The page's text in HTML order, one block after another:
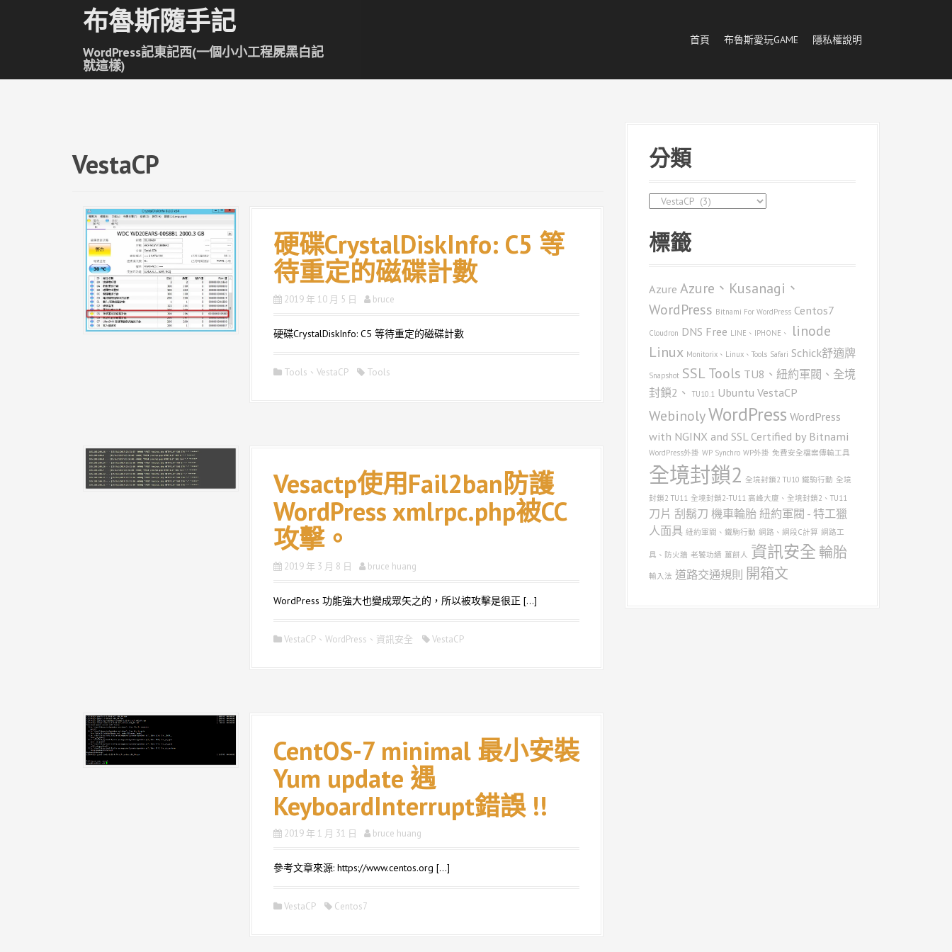
容
布魯斯隨手記
WordPress記東記西(一個小小工程屍黑白記
就這樣)
首頁 布魯斯愛玩GAME 隱私權說明
VestaCP
硬碟CrystalDiskInfo: C5 等
待重定的磁碟計數
2019 年 10 月 5 日 bruce
硬碟CrystalDiskInfo: C5 等待重定的磁碟計數
Tools 、 VestaCP Tools
Vesactp使用Fail2ban防護
WordPress xmlrpc.php被CC
攻擊。
2019 年 3 月 8 日 bruce huang
WordPress 功能強大也變成眾矢之的，所以被攻擊是很正 […]
VestaCP 、 WordPress 、 資訊安全 VestaCP
CentOS-7 minimal 最小安裝
Yum update 遇
KeyboardInterrupt錯誤 !!
2019 年 1 月 31 日 bruce huang
參考文章來源: https://www.centos.org […]
VestaCP Centos7
分類
標籤
Azure Azure、Kusanagi、
WordPress Bitnami For WordPress Centos7
Cloudron DNS Free LINE、IPHONE、
linode
Linux Monitorix、Linux、Tools Safari Schick舒適牌
Snapshot SSLTools TU8、紐約軍閥、全境
封鎖2、
TU10.1 Ubuntu VestaCP
WebinolyWordPress WordPress
with NGINX and SSL Certified by Bitnami
WordPress外掛 WP Synchro WP外掛 免費安全檔案傳輸工具
全境封鎖2 全境封鎖2 TU10 鐵駒行動 全境
封鎖2 TU11 全境封鎖2-TU11 高峰大廈、全境封鎖2、TU11
刀片 刮鬍刀 機車輪胎紐約軍閥 - 特工獵
人面具 紐約軍閥、鐵駒行動 網路、網段C計算 網路工
具、防火牆 老饕功績 薑餅人 資訊安全 輪胎
輸入法 道路交通規則 開箱文